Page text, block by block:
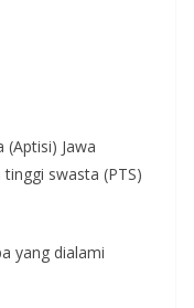
(Aptisi) Jawa
swasta (PTS)
yang dialami